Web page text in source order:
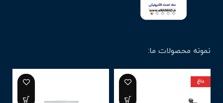
نمونه محصولات ما:
داغ